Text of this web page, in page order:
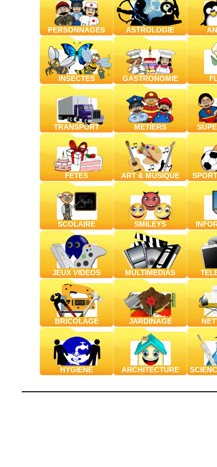
PERSONNAGES ASTROLOGIE
INSECTES GASTRONOMIE
TRANSPORT METIERS
FETES ART & MUSIQUE
SCOLAIRE SMILEYS
JEUX VIDEOS MULTIMEDIAS
BRICOLAGE JARDINAGE
HYGIENE ARCHITECTURE